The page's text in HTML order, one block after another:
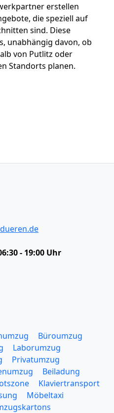
erstellen
die speziell auf
sind. Diese
unabhängig davon, ob
von Putlitz oder
Standorts planen.
- 19:00 Uhr
Büroumzug
Laborumzug
Privatumzug
Beiladung
Klaviertransport
Möbeltaxi